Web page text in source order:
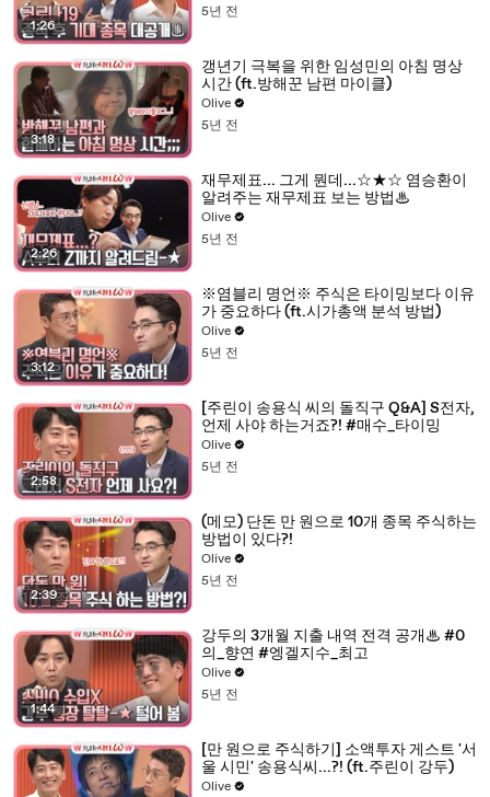
1:26
5년 전
3:18
갱년기 극복을 위한 임성민의 아침 명상
시간 (ft.방해꾼 남편 마이클)
Olive
5년 전
2:26
재무제표... 그게 뭔데...☆★☆ 염승환이
알려주는 재무제표 보는 방법♨
Olive
5년 전
3:12
※염블리 명언※ 주식은 타이밍보다 이유
가 중요하다 (ft.시가총액 분석 방법)
Olive
5년 전
2:58
[주린이 송용식 씨의 돌직구 Q&A] S전자,
언제 사야 하는거죠?! #매수_타이밍
Olive
5년 전
2:39
(메모) 단돈 만 원으로 10개 종목 주식하는
방법이 있다?!
Olive
5년 전
1:44
강두의 3개월 지출 내역 전격 공개♨ #0
의_향연 #엥겔지수_최고
Olive
5년 전
[만 원으로 주식하기] 소액투자 게스트 '서
울 시민' 송용식씨...?! (ft.주린이 강두)
Olive